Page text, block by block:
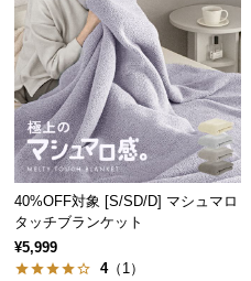
つ
い
て
開
梱
設
サ
ー
ビ
40%OFF対象 [S/SD/D] マシュマロ
タッチブランケット
¥5,999
4（1）